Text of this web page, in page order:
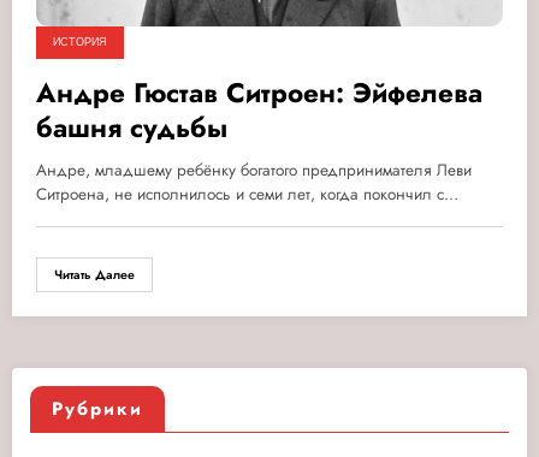
ИСТОРИЯ
Андре Гюстав Ситроен: Эйфелева
башня судьбы
Андре, младшему ребёнку богатого предпринимателя Леви
Ситроена, не исполнилось и семи лет, когда покончил с…
Читать Далее
Рубрики